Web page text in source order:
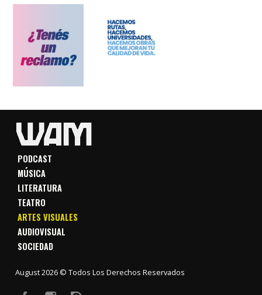
PODCAST
MÚSICA
LITERATURA
TEATRO
ARTES VISUALES
AUDIOVISUAL
SOCIEDAD
August 2026 © Todos Los Derechos Reservados